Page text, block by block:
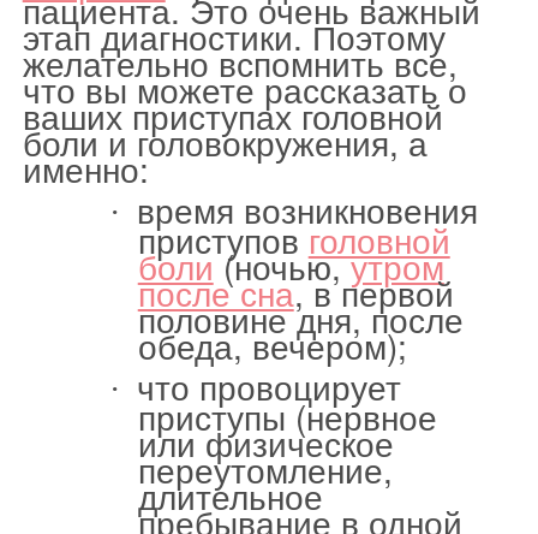
этап диагностики. Поэтому
желательно вспомнить все,
что вы можете рассказать о
ваших приступах головной
боли и головокружения, а
именно:
· время возникновения
приступовголовной
боли(ночью,утром
после сна, в первой
половине дня, после
обеда, вечером);
· что провоцирует
приступы (нервное
или физическое
переутомление,
длительное
пребывание в одной